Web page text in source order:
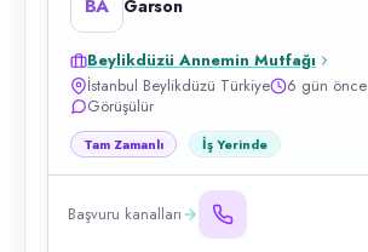
BA Garson
Beylikdüzü Annemin Mutfağı
İstanbul Beylikdüzü Türkiye
6 gün önce
Görüşülür
Tam Zamanlı İş Yerinde
Başvuru kanalları